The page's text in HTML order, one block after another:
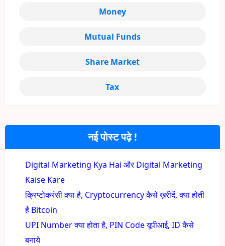
नई पोस्ट पढ़े !
Digital Marketing Kya Hai और Digital Marketing
Kaise Kare
क्रिप्टोकरंसी क्या है, Cryptocurrency कैसे ख़रीदें, क्या होती
है Bitcoin
UPI Number क्या होता है, PIN Code यूपीआई, ID कैसे
बनाये
Money
Mutual Funds
Share Market
Tax